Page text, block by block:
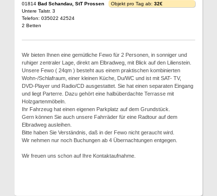
01814 Bad Schandau, StT Prossen
Untere Talstr. 3
Telefon: 035022 42524
2 Betten
Objekt pro Tag ab: 32€
Wir bieten Ihnen eine gemütliche Fewo für 2 Personen, in sonniger und
ruhiger zentraler Lage, direkt am Elbradweg, mit Blick auf den Lilienstein.
Unsere Fewo ( 24qm ) besteht aus einem praktischen kombinierten
Wohn-/Schlafraum, einer kleinen Küche, Du/WC und ist mit SAT- TV,
DVD-Player und Radio/CD ausgestattet. Sie hat einen separaten Eingang
und liegt Parterre. Dazu gehört eine halbüberdachte Terrasse mit
Holzgartenmöbeln.
Ihr Fahrzeug hat einen eigenen Parkplatz auf dem Grundstück.
Gern können Sie auch unsere Fahrräder für eine Radtour auf dem
Elbradweg ausleihen.
Bitte haben Sie Verständnis, daß in der Fewo nicht geraucht wird.
Wir nehmen nur noch Buchungen ab 4 Übernachtungen entgegen.
Wir freuen uns schon auf Ihre Kontaktaufnahme.